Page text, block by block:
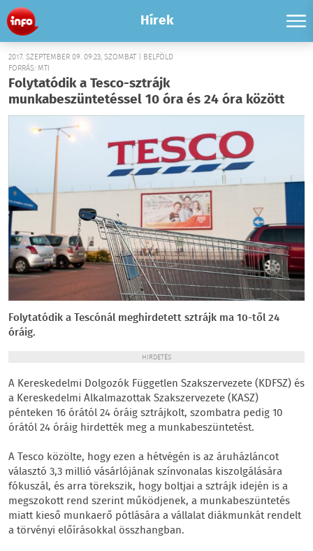
Hírek
2017. SZEPTEMBER 09. 09:23, SZOMBAT | BELFÖLD
FORRÁS: MTI
Folytatódik a Tesco-sztrájk
munkabeszüntetéssel 10 óra és 24 óra között
Folytatódik a Tescónál meghirdetett sztrájk ma 10-től 24
óráig.
HIRDETÉS
A Kereskedelmi Dolgozók Független Szakszervezete (KDFSZ) és
a Kereskedelmi Alkalmazottak Szakszervezete (KASZ)
pénteken 16 órától 24 óráig sztrájkolt, szombatra pedig 10
órától 24 óráig hirdették meg a munkabeszüntetést.
A Tesco közölte, hogy ezen a hétvégén is az áruházláncot
választó 3,3 millió vásárlójának színvonalas kiszolgálására
fókuszál, és arra törekszik, hogy boltjai a sztrájk idején is a
megszokott rend szerint működjenek, a munkabeszüntetés
miatt kieső munkaerő pótlására a vállalat diákmunkát rendelt
a törvényi előírásokkal összhangban.